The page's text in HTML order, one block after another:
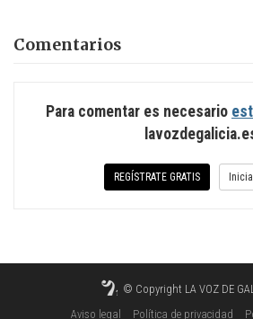
Comentarios
Para comentar es necesario
REGÍSTRATE GRATIS
© Copyright LA VOZ DE
Aviso legal
Política de privacidad